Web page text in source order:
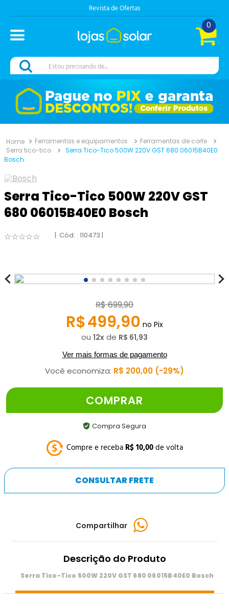
Revista de Ofertas
0
Estou precisando de...
Ferramentas e equipamentos
Ferramentas de corte
Serra tico-tico
Serra Tico-Tico 500W 220V GST 680 06015B40E0
Bosch
Serra Tico-Tico 500W 220V GST
680 06015B40E0 Bosch
☆☆☆☆☆ : 110473
R$699,90
R$499,90 no Pix
ou 12 de R$ 61,93
Ver mais formas de pagamento
Você economiza: R$ 200,00 29%
COMPRAR
Compra Segura
Compre e receba R$10,00de volta
CONSULTAR FRETE
Compartilhar
Descrição do Produto
Serra Tico-Tico 500W 220V GST 680 06015B40E0 Bosch